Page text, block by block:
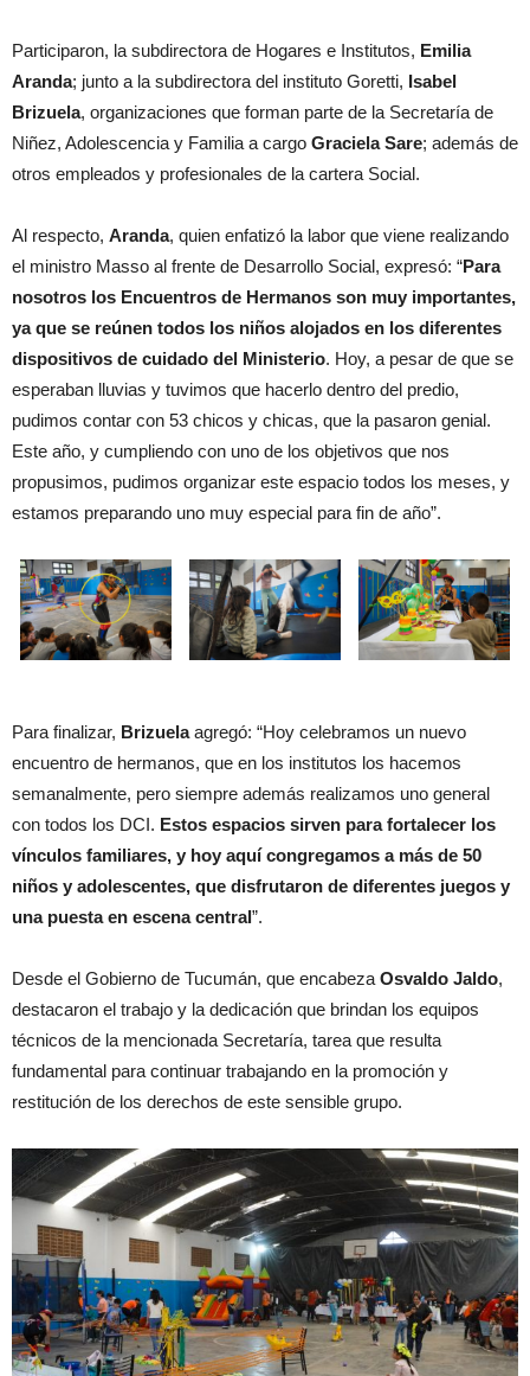
Participaron, la subdirectora de Hogares e Institutos, Emilia
Aranda; junto a la subdirectora del instituto Goretti, Isabel
Brizuela, organizaciones que forman parte de la Secretaría de
Niñez, Adolescencia y Familia a cargo Graciela Sare; además de
otros empleados y profesionales de la cartera Social.
Al respecto, Aranda, quien enfatizó la labor que viene realizando
el ministro Masso al frente de Desarrollo Social, expresó: “Para
nosotros los Encuentros de Hermanos son muy importantes,
ya que se reúnen todos los niños alojados en los diferentes
dispositivos de cuidado del Ministerio. Hoy, a pesar de que se
esperaban lluvias y tuvimos que hacerlo dentro del predio,
pudimos contar con 53 chicos y chicas, que la pasaron genial.
Este año, y cumpliendo con uno de los objetivos que nos
propusimos, pudimos organizar este espacio todos los meses, y
estamos preparando uno muy especial para fin de año”.
Para finalizar, Brizuelaagregó: “Hoy celebramos un nuevo
encuentro de hermanos, que en los institutos los hacemos
semanalmente, pero siempre además realizamos uno general
con todos los DCI. Estos espacios sirven para fortalecer los
vínculos familiares, y hoy aquí congregamos a más de 50
niños y adolescentes, que disfrutaron de diferentes juegos y
una puesta en escena central”.
Desde el Gobierno de Tucumán, que encabezaOsvaldo Jaldo,
destacaron el trabajo y la dedicación que brindan los equipos
técnicos de la mencionada Secretaría, tarea que resulta
fundamental para continuar trabajando en la promoción y
restitución de los derechos de este sensible grupo.